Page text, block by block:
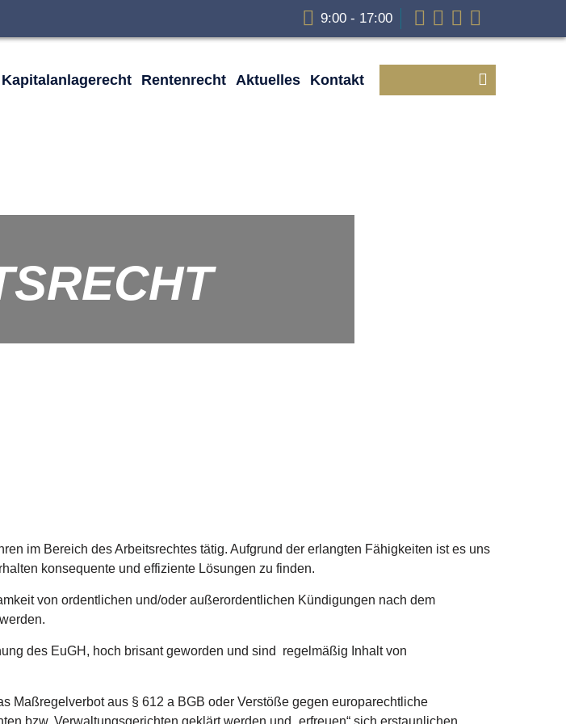
9:00 - 17:00
Kapitalanlagerecht Rentenrecht Aktuelles Kontakt
im Bereich des Arbeitsrechtes tätig. Aufgrund der erlangten Fähigkeiten ist es uns
konsequente und effiziente Lösungen zu finden.
von ordentlichen und/oder außerordentlichen Kündigungen nach dem
des EuGH, hoch brisant geworden und sind regelmäßig Inhalt von
Maßregelverbot aus § 612 a BGB oder Verstöße gegen europarechtliche
bzw. Verwaltungsgerichten geklärt werden und „erfreuen“ sich erstaunlichen